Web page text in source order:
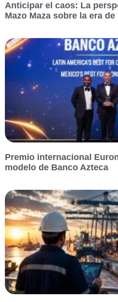
Anticipar el caos: La
Mazo Maza sobre la era
Premio internacional
modelo de Banco Azteca